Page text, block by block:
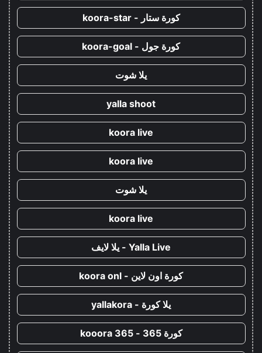
كورة ستار - koora-star
كورة جول - koora-goal
يلا شوت
yalla shoot
koora live
koora live
يلا شوت
koora live
Yalla Live - يلا لايف
كورة اون لاين - koora onl
يلا كورة - yallakora
كورة 365 - kooora 365